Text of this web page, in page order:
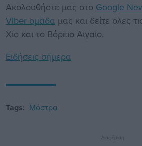
Ακολουθήστε μας στο Google
Viber ομάδα μας και δείτε όλες
Χίο και το Βόρειο Αιγαίο.
Ειδήσεις σήμερα
Tags: Μόστρα
Διαφήμιση